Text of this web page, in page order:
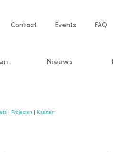
Service
Contact Events FAQ
Nieuws
| Projecten | Kaarten